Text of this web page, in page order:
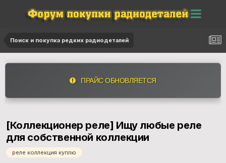
Поиск и покупка редких радиодеталей
ПРАЙС ОБНОВЛЯЕТСЯ
[Коллекционер реле] Ищу любые реле
для собственной коллекции
реле коллекция куплю